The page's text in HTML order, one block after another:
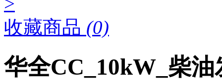
收藏商品 (0)
华全CC_10kW_柴